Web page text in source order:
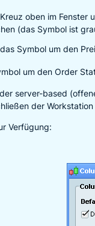
oben im Fenster
(das Symbol ist
Symbol um den
um den Order
server-based
der
Verfügung: